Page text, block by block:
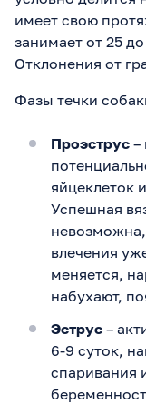
имеет свою
занимает от 25
Отклонения от
Фазы течки
Проэструс –
яйцеклеток
Успешная
влечения
меняется,
набухают,
Эструс –
6-9 суток,
спаривания